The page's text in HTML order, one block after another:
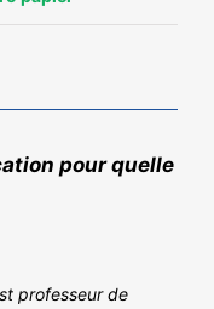
pour quelle
professeur de